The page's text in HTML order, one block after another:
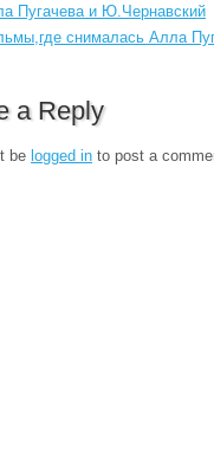
Пугачева и Ю.Чернавский
снималась Алла
a Reply
be logged in to post a